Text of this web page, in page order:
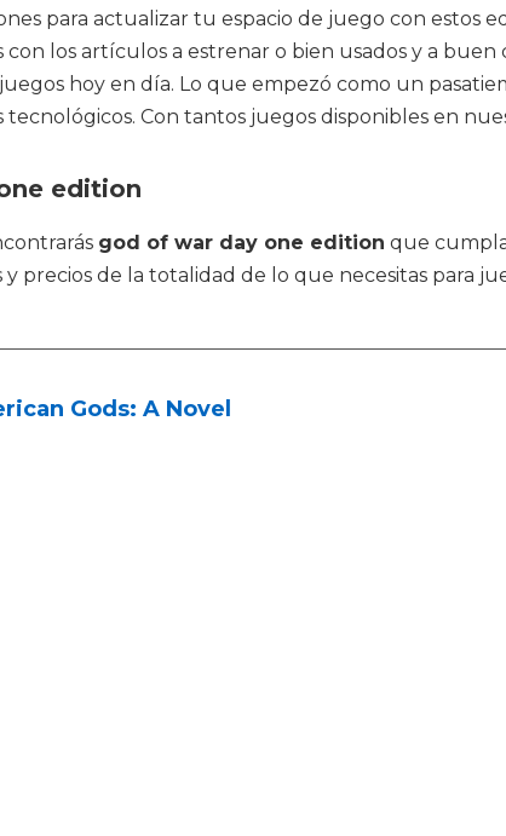
para actualizar tu espacio de juego con estos
los artículos a estrenar o bien usados y a
hoy en día. Lo que empezó como un
Con tantos juegos disponibles en
edition
god of war day one edition que
precios de la totalidad de lo que necesitas para
Gods: A Novel